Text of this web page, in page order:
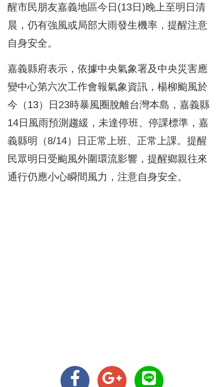
醒市民朋友嘉義地區今日(13日)晚上至明日清
晨，仍有強風或局部大雨發生機率，提醒注意
自身安全。
嘉義縣府表示，依據中央氣象署及中央災害應
變中心第六次工作會報氣象資訊，楊柳颱風於
今（13）日23時暴風圈脫離台灣本島，嘉義縣
14日風雨預測趨緩，未達停班、停課標準，嘉
義縣明（8/14）日正常上班、正常上課。提醒
民眾明日受颱風外圍環流影響，提醒鄉親往來
通行仍應小心瞬間風力，注意自身安全。